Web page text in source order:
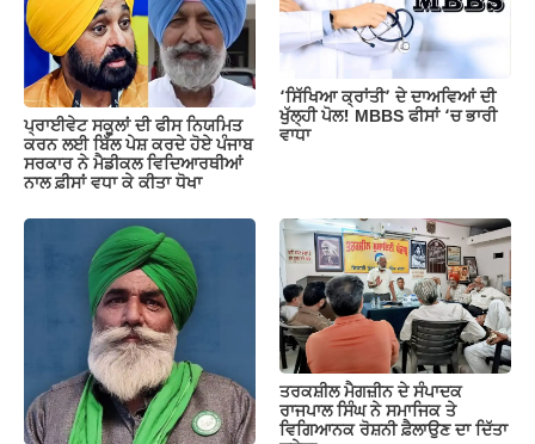
ਪ੍ਰਾਈਵੇਟ ਸਕੂਲਾਂ ਦੀ ਫੀਸ ਨਿਯਮਿਤ
ਕਰਨ ਲਈ ਬਿੱਲ ਪੇਸ਼ ਕਰਦੇ ਹੋਏ ਪੰਜਾਬ
ਸਰਕਾਰ ਨੇ ਮੈਡੀਕਲ ਵਿਦਿਆਰਥੀਆਂ
ਨਾਲ ਫ਼ੀਸਾਂ ਵਧਾ ਕੇ ਕੀਤਾ ਧੋਖਾ
‘ਸਿੱਖਿਆ ਕ੍ਰਾਂਤੀ’ ਦੇ ਦਾਅਵਿਆਂ ਦੀ
ਖੁੱਲ੍ਹੀ ਪੋਲ! MBBS ਫੀਸਾਂ ‘ਚ ਭਾਰੀ
ਵਾਧਾ
ਤਰਕਸ਼ੀਲ ਮੈਗਜ਼ੀਨ ਦੇ ਸੰਪਾਦਕ
ਰਾਜਪਾਲ ਸਿੰਘ ਨੇ ਸਮਾਜਿਕ ਤੇ
ਵਿਗਿਆਨਕ ਰੋਸ਼ਨੀ ਫ਼ੈਲਾਉਣ ਦਾ ਦਿੱਤਾ